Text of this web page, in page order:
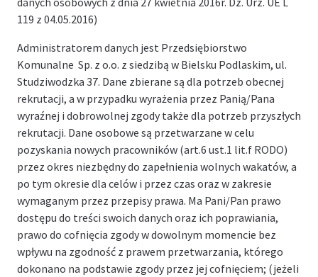
119 z 04.05.2016)
Administratorem danych jest Przedsiębiorstwo
Komunalne Sp. z o.o. z siedzibą w Bielsku Podlaskim, ul.
Studziwodzka 37. Dane zbierane są dla potrzeb obecnej
rekrutacji, a w przypadku wyrażenia przez Panią/Pana
wyraźnej i dobrowolnej zgody także dla potrzeb przyszłych
rekrutacji. Dane osobowe są przetwarzane w celu
pozyskania nowych pracowników (art.6 ust.1 lit.f RODO)
przez okres niezbędny do zapełnienia wolnych wakatów, a
po tym okresie dla celów i przez czas oraz w zakresie
wymaganym przez przepisy prawa. Ma Pani/Pan prawo
dostępu do treści swoich danych oraz ich poprawiania,
prawo do cofnięcia zgody w dowolnym momencie bez
wpływu na zgodność z prawem przetwarzania, którego
dokonano na podstawie zgody przez jej cofnięciem; (jeżeli